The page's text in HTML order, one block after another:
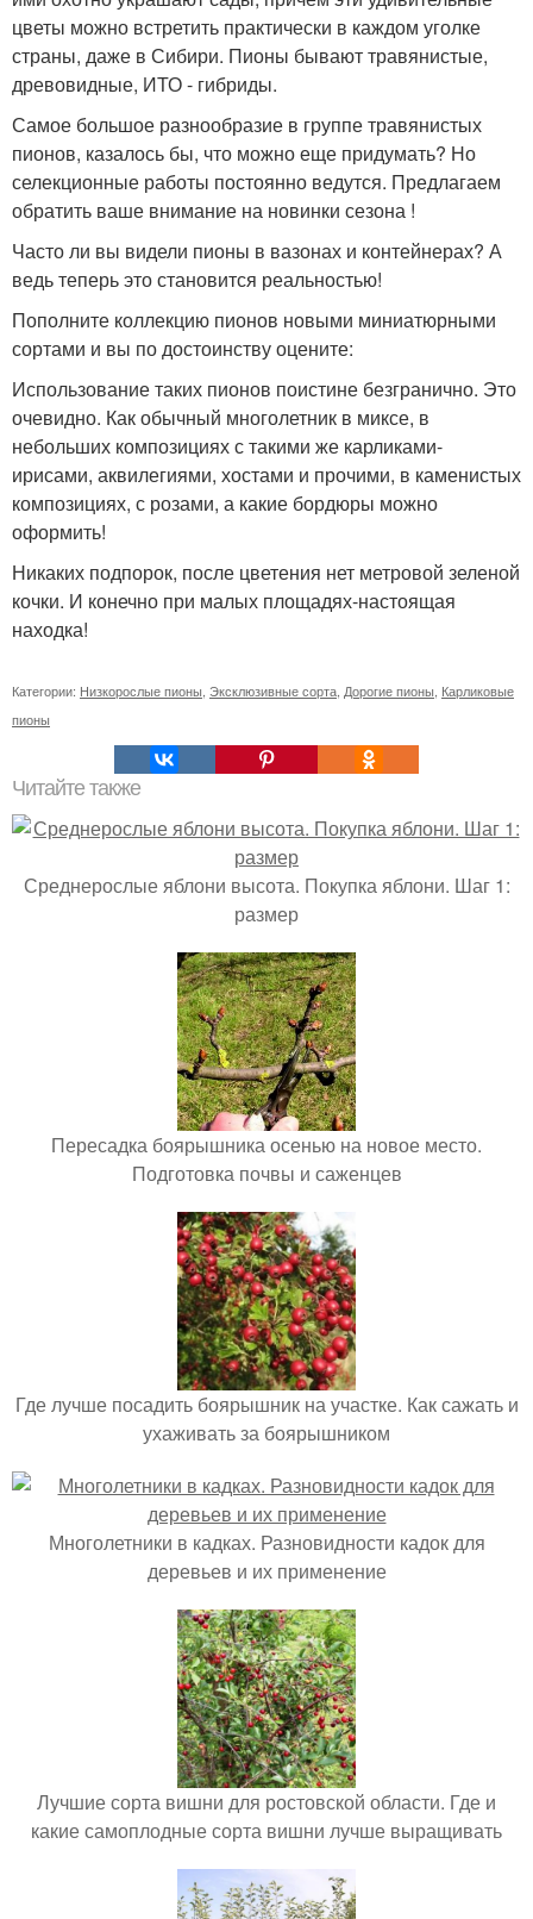
цветы можно встретить практически в каждом уголке
страны, даже в Сибири. Пионы бывают травянистые,
древовидные, ИТО - гибриды.
Самое большое разнообразие в группе травянистых
пионов, казалось бы, что можно еще придумать? Но
селекционные работы постоянно ведутся. Предлагаем
обратить ваше внимание на новинки сезона !
Часто ли вы видели пионы в вазонах и контейнерах? А
ведь теперь это становится реальностью!
Пополните коллекцию пионов новыми миниатюрными
сортами и вы по достоинству оцените:
Использование таких пионов поистине безгранично. Это
очевидно. Как обычный многолетник в миксе, в
небольших композициях с такими же карликами-
ирисами, аквилегиями, хостами и прочими, в каменистых
композициях, с розами, а какие бордюры можно
оформить!
Никаких подпорок, после цветения нет метровой зеленой
кочки. И конечно при малых площадях-настоящая
находка!
Категории: Низкорослые пионы Эксклюзивные сорта Дорогие пионы Карликовые
пионы
Читайте также
Среднерослые яблони высота. Покупка яблони. Шаг 1:
размер
Пересадка боярышника осенью на новое место.
Подготовка почвы и саженцев
Где лучше посадить боярышник на участке. Как сажать и
ухаживать за боярышником
Многолетники в кадках. Разновидности кадок для
деревьев и их применение
Лучшие сорта вишни для ростовской области. Где и
какие самоплодные сорта вишни лучше выращивать